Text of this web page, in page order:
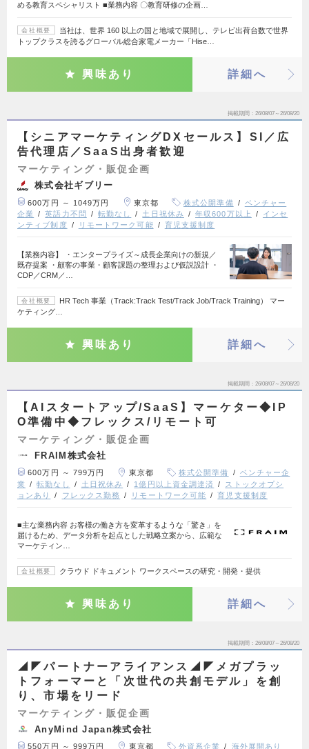
める教育スペシャリスト ■業務内容 〇教育研修の企画…
会社概要
当社は、世界 160 以上の国と地域で展開し、テレビ出荷台数で世界
トップクラスを誇るグローバル総合家電メーカー「Hise…
興味あり 詳細へ
掲載期間 26/08/07～26/08/20
【シニアマーケティングDXセールス】SI／広
告代理店／SaaS出身者歓迎
マーケティング・販促企画
株式会社ギブリー
600万円 ～ 1049万円 東京都 株式公開準備
ベンチャー
企業
英語力不問 転勤なし 土日祝休み 年収600万以上
インセ
ンティブ制度
リモートワーク可能 育児支援制度
【業務内容】 ・エンタープライズ～成長企業向けの新規／
既存提案 ・顧客の事業・顧客課題の整理および仮説設計 ・
CDP／CRM／…
会社概要
HR Tech 事業（Track:Track Test/Track Job/Track Training） マー
ケティング…
興味あり 詳細へ
掲載期間 26/08/07～26/08/20
【AIスタートアップ/SaaS】マーケター◆IP
O準備中◆フレックス/リモート可
マーケティング・販促企画
FRAIM株式会社
600万円 ～ 799万円 東京都 株式公開準備
ベンチャー企
業
転勤なし 土日祝休み 1億円以上資金調達済
ストックオプシ
ョンあり
フレックス勤務 リモートワーク可能 育児支援制度
■主な業務内容 お客様の働き方を変革するような「驚き」を
届けるため、データ分析を起点とした戦略立案から、広範な
マーケティン…
会社概要 クラウド ドキュメント ワークスペースの研究・開発・提供
興味あり 詳細へ
掲載期間 26/08/07～26/08/20
◢◤パートナーアライアンス◢◤メガプラッ
トフォーマーと「次世代の共創モデル」を創
り、市場をリード
マーケティング・販促企画
AnyMind Japan株式会社
550万円 ～ 999万円 東京都 外資系企業 海外展開あり